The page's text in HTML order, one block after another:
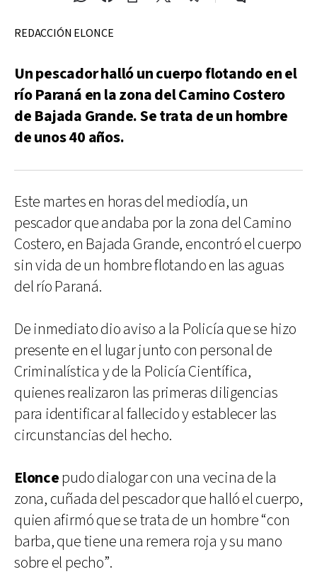
REDACCIÓN ELONCE
Un pescador halló un cuerpo flotando en el
río Paraná en la zona del Camino Costero
de Bajada Grande. Se trata de un hombre
de unos 40 años.
Este martes en horas del mediodía, un
pescador que andaba por la zona del Camino
Costero, en Bajada Grande, encontró el cuerpo
sin vida de un hombre flotando en las aguas
del río Paraná.
De inmediato dio aviso a la Policía que se hizo
presente en el lugar junto con personal de
Criminalística y de la Policía Científica,
quienes realizaron las primeras diligencias
para identificar al fallecido y establecer las
circunstancias del hecho.
Eloncepudo dialogar con una vecina de la
zona, cuñada del pescador que halló el cuerpo,
quien afirmó que se trata de un hombre “con
barba, que tiene una remera roja y su mano
sobre el pecho”.